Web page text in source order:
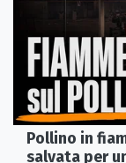
Pollino in
salvata per